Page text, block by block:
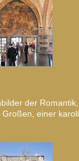
der
einer